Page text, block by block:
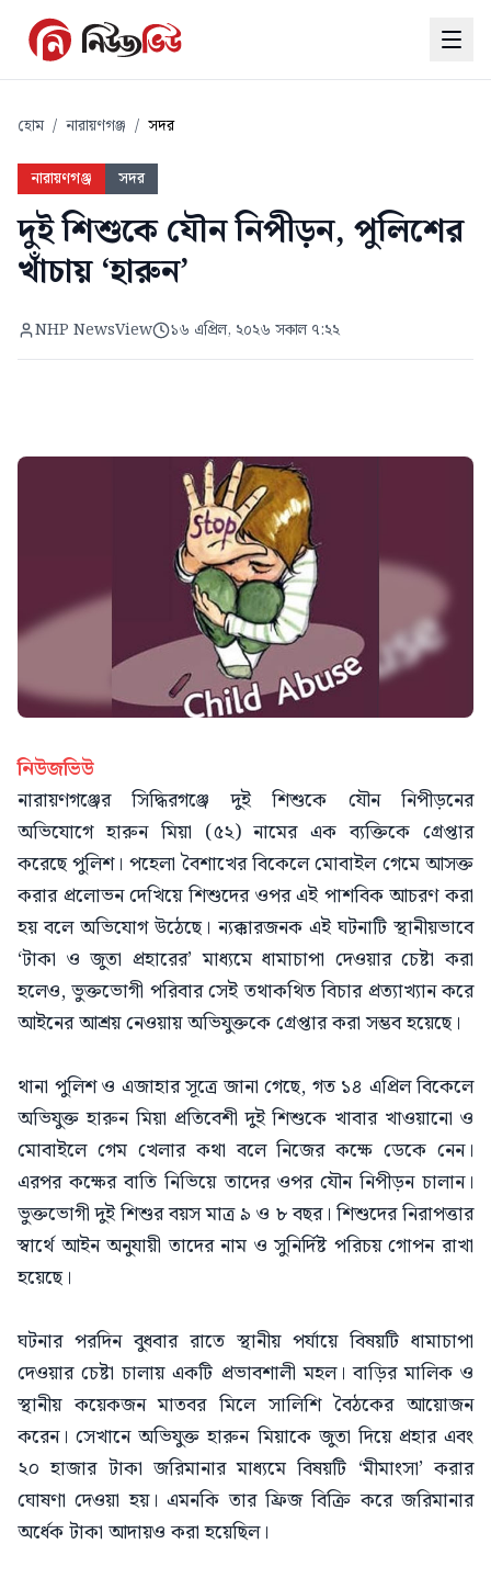
হোম / নারায়ণগঞ্জ / সদর
নারায়ণগঞ্জ সদর
দুই শিশুকে যৌন নিপীড়ন, পুলিশের
খাঁচায় ‘হারুন’
NHP NewsView ১৬ এপ্রিল, ২০২৬ সকাল ৭:২২
নিউজভিউ
নারায়ণগঞ্জের সিদ্ধিরগঞ্জে দুই শিশুকে যৌন নিপীড়নের
অভিযোগে হারুন মিয়া (৫২) নামের এক ব্যক্তিকে গ্রেপ্তার
করেছে পুলিশ। পহেলা বৈশাখের বিকেলে মোবাইল গেমে আসক্ত
করার প্রলোভন দেখিয়ে শিশুদের ওপর এই পাশবিক আচরণ করা
হয় বলে অভিযোগ উঠেছে। ন্যক্কারজনক এই ঘটনাটি স্থানীয়ভাবে
‘টাকা ও জুতা প্রহারের’ মাধ্যমে ধামাচাপা দেওয়ার চেষ্টা করা
হলেও, ভুক্তভোগী পরিবার সেই তথাকথিত বিচার প্রত্যাখ্যান করে
আইনের আশ্রয় নেওয়ায় অভিযুক্তকে গ্রেপ্তার করা সম্ভব হয়েছে।
থানা পুলিশ ও এজাহার সূত্রে জানা গেছে, গত ১৪ এপ্রিল বিকেলে
অভিযুক্ত হারুন মিয়া প্রতিবেশী দুই শিশুকে খাবার খাওয়ানো ও
মোবাইলে গেম খেলার কথা বলে নিজের কক্ষে ডেকে নেন।
এরপর কক্ষের বাতি নিভিয়ে তাদের ওপর যৌন নিপীড়ন চালান।
ভুক্তভোগী দুই শিশুর বয়স মাত্র ৯ ও ৮ বছর। শিশুদের নিরাপত্তার
স্বার্থে আইন অনুযায়ী তাদের নাম ও সুনির্দিষ্ট পরিচয় গোপন রাখা
হয়েছে।
ঘটনার পরদিন বুধবার রাতে স্থানীয় পর্যায়ে বিষয়টি ধামাচাপা
দেওয়ার চেষ্টা চালায় একটি প্রভাবশালী মহল। বাড়ির মালিক ও
স্থানীয় কয়েকজন মাতবর মিলে সালিশি বৈঠকের আয়োজন
করেন। সেখানে অভিযুক্ত হারুন মিয়াকে জুতা দিয়ে প্রহার এবং
২০ হাজার টাকা জরিমানার মাধ্যমে বিষয়টি ‘মীমাংসা’ করার
ঘোষণা দেওয়া হয়। এমনকি তার ফ্রিজ বিক্রি করে জরিমানার
অর্ধেক টাকা আদায়ও করা হয়েছিল।